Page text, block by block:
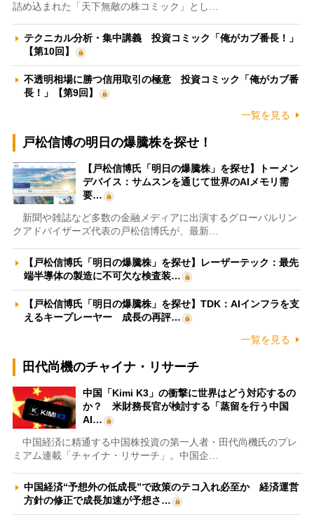
詰め込まれた「天下無敵の株コミック」とし…
テクニカル分析・集中講義 投資コミック「俺がカブ番長！」
【第10回】
不透明相場に勝つ信用取引の極意 投資コミック「俺がカブ番
長！」【第9回】
一覧を見る
戸松信博の明日の爆騰株を探せ！
【戸松信博氏「明日の爆騰株」を探せ】トーメン
デバイス：サムスンを通じて世界のAIメモリ需
要…
新聞や雑誌など多数の金融メディアに出演するグローバルリン
クアドバイザーズ代表の戸松信博氏が、最新…
【戸松信博氏「明日の爆騰株」を探せ】レーザーテック：最先
端半導体の製造に不可欠な検査装…
【戸松信博氏「明日の爆騰株」を探せ】TDK：AIインフラを支
えるキープレーヤー 成長の再評…
一覧を見る
田代尚機のチャイナ・リサーチ
中国「Kimi K3」の衝撃に世界はどう対応するの
か？ 米財務長官が検討する「蒸留を行う中国
AI…
中国経済に精通する中国株投資の第一人者・田代尚機氏のプレ
ミアム連載「チャイナ・リサーチ」。中国企…
中国経済“予想外の低成長”で政策のテコ入れ必至か 経済運営
方針の修正で成長加速が予想さ…